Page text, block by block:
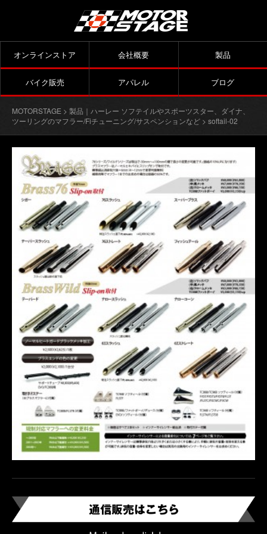
オンラインストア 会社概要 製品
バイク販売 アパレル ブログ
MOTORSTAGE > 製品｜ハーレー ソフテイルやスポーツスター、ダイナ、
ツーリングのマフラー/Fiチューニング/サスペンションなど > softail-02